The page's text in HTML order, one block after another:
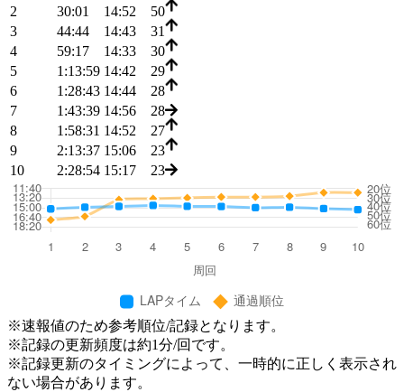
2
30:01 14:52
50
3
44:44 14:43
31
4
59:17 14:33
30
5
1:13:59 14:42
29
6
1:28:43 14:44
28
7
1:43:39 14:56
28
8
1:58:31 14:52
27
9
2:13:37 15:06
23
10
2:28:54 15:17 23
※速報値のため参考順位/記録となります。
※記録の更新頻度は約1分/回です。
※記録更新のタイミングによって、一時的に正しく表示され
ない場合があります。